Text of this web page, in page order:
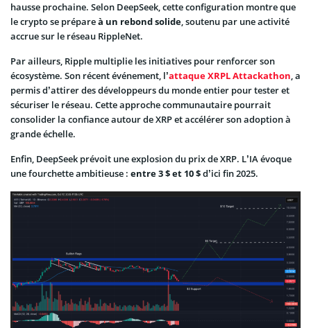
hausse prochaine. Selon DeepSeek, cette configuration montre que
le crypto se prépareà un rebond solide, soutenu par une activité
accrue sur le réseau RippleNet.
Par ailleurs, Ripple multiplie les initiatives pour renforcer son
écosystème. Son récent événement, l’attaque XRPL Attackathon, a
permis d’attirer des développeurs du monde entier pour tester et
sécuriser le réseau. Cette approche communautaire pourrait
consolider la confiance autour de XRP et accélérer son adoption à
grande échelle.
Enfin, DeepSeek prévoit une explosion du prix de XRP. L’IA évoque
une fourchette ambitieuse : entre 3 $ et 10 $d’ici fin 2025.